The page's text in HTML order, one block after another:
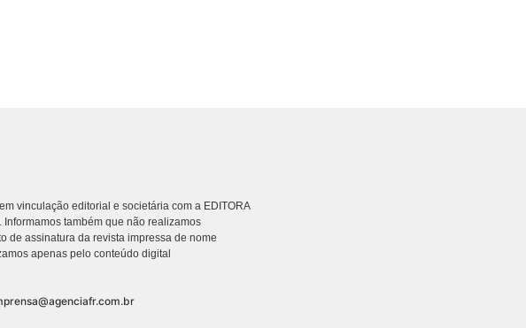
vinculação editorial e societária com a EDITORA
também que não realizamos
de assinatura da revista impressa de nome
apenas pelo conteúdo digital